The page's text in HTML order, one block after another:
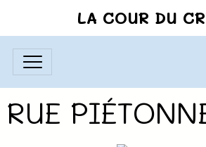
LA COUR DU
RUE